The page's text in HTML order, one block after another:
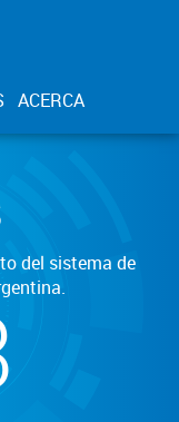
ACERCA
del sistema de